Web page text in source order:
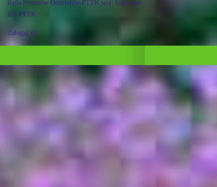
Rada Prezesów Oddziałów PTTK woj. Śląskiego
ZG PTTK
Zaloguj się